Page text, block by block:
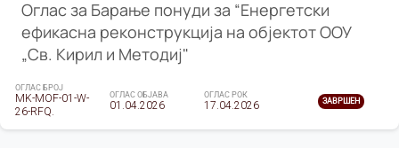
Оглас за Барање понуди за “Енергетски
ефикасна реконструкција на објектот ООУ
„Св. Кирил и Методиј"
ОГЛАС БРОЈ
MK-MOF-01-W-
26-RFQ.
ОГЛАС ОБЈАВА
01.04.2026
ОГЛАС РОК
17.04.2026 ЗАВРШЕН